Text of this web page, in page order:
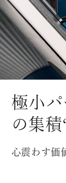
一緒に『
極小パ
の集
心震わす価